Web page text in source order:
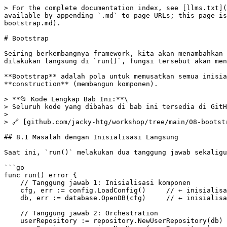
> For the complete documentation index, see [llms.txt](https://golang-microservices.rijalasepnugroho.com/llms.txt). Markdown versions of documentation pages are available by appending `.md` to page URLs; this page is available as [Markdown](https://golang-microservices.rijalasepnugroho.com/build-api-framework/08-bootstrap.md).

# Bootstrap

Seiring berkembangnya framework, kita akan menambahkan berbagai komponen: Redis, OpenTelemetry, HTTP client, message queue, dan lain-lain. Jika semua inisialisasi dilakukan langsung di `run()`, fungsi tersebut akan menjadi sangat panjang dan sulit dikelola.

**Bootstrap** adalah pola untuk memusatkan semua inisialisasi aplikasi dalam satu tempat, sehingga `run()` hanya fokus pada **orchestration** (mengatur alur) bukan **construction** (membangun komponen).

> **📂 Kode Lengkap Bab Ini:**\
> Seluruh kode yang dibahas di bab ini tersedia di GitHub:
>
> 🔗 [github.com/jacky-htg/workshop/tree/main/08-bootstrap](https://github.com/jacky-htg/workshop/tree/main/08-bootstrap)

## 8.1 Masalah dengan Inisialisasi Langsung

Saat ini, `run()` melakukan dua tanggung jawab sekaligus:

```go
func run() error {
    // Tanggung jawab 1: Inisialisasi komponen
    cfg, err := config.LoadConfig()     // ← inisialisasi
    db, err := database.OpenDB(cfg)     // ← inisialisasi
    
    // Tanggung jawab 2: Orchestration
    userRepository := repository.NewUserRepository(db)
    userService := service.NewUsers(userRepository)
    userHandler := handler.NewUserHandler(userService)
    // ... server setup dan graceful shutdown
}
```

**Masalah ke depan:**

* Setiap komponen baru (Redis, cache, telemetry) akan menambah panjang `run()`
* Inisialisasi dan cleanup tersebar (database di sini, nanti Redis di sana)
* Sulit mengatur urutan inisialisasi yang benar (misal: logger harus sebelum yang lain)
* Testing jadi sulit karena harus menginisialisasi semua komponen

## 8.2 Solusi: Struct App sebagai Container

Kita buat struct App yang menjadi container untuk semua dependency aplikasi:

```go
type App struct {
    Config   config.Config
    Database *sql.DB
    // Redis    *redis.Client   (nanti)
    // Logger   *slog.Logger    (nanti)
    // Tracer   trace.Tracer    (nanti)
    
    Cleanup func()  // fungsi untuk membersihkan resource
}
```

**Prinsip:**

* Semua inisialisasi terjadi di fungsi `NewApp()`
* `App` berisi semua komponen yang sudah siap pakai
* `Cleanup` berisi fungsi untuk menutup resource (database, koneksi, dll)
* `run()` cukup memanggil `NewApp()` dan `defer app.Cleanup()`

## 8.3 Implementasi Bootstrap

Buat file `internal/bootstrap/app.go`:

```go
package bootstrap

import (
	"database/sql"
	"fmt"
	"workshop/config"
	"workshop/pkg/database"

	_ "github.com/lib/pq"
)

type App struct {
	Config   config.Config
	Database *sql.DB

	Cleanup func()
}

func NewApp() (App, error) {
	cfg, err := config.LoadConfig()
	if err != nil {
		return App{}, fmt.Errorf("error: loading config: %w", err)
	}

	db, err := database.OpenDB(cfg)
	if err != nil {
		return App{}, fmt.Errorf("error: opening database: %w", err)
	}

	return App{
		Config:   cfg,
		Database: db,
		Cleanup: func() {
			if err := db.Close(); err != nil {
				fmt.Printf("error: closing database: